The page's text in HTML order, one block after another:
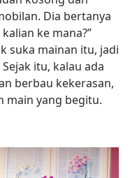
Dia bertanya
ke mana?”
suka mainan itu, jadi
itu, kalau ada
berbau kekerasan,
main yang begitu.